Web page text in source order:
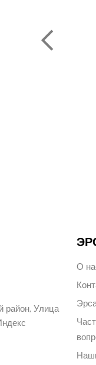
район, Улица
О